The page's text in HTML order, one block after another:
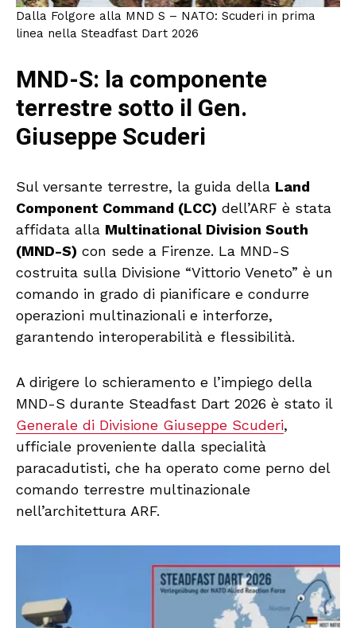
Dalla Folgore alla MND S – NATO: Scuderi in prima
linea nella Steadfast Dart 2026
MND-S: la componente
terrestre sotto il Gen.
Giuseppe Scuderi
Sul versante terrestre, la guida della Land
Component Command (LCC) dell’ARF è stata
affidata alla Multinational Division South
(MND-S) con sede a Firenze. La MND-S
costruita sulla Divisione “Vittorio Veneto” è un
comando in grado di pianificare e condurre
operazioni multinazionali e interforze,
garantendo interoperabilità e flessibilità.
A dirigere lo schieramento e l’impiego della
MND-S durante Steadfast Dart 2026 è stato il
Generale di Divisione Giuseppe Scuderi,
ufficiale proveniente dalla specialità
paracadutisti, che ha operato come perno del
comando terrestre multinazionale
nell’architettura ARF.